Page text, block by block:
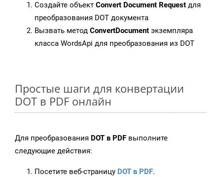
Создайте объект Convert Document Request для
преобразования DOT документа
Вызвать метод ConvertDocument экземпляра
класса WordsApi для преобразования из DOT
Простые шаги для конвертации
DOT в PDF онлайн
Для преобразования DOT в PDF выполните
следующие действия:
Посетите веб-страницу DOT в PDF.